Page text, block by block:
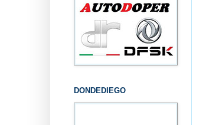
DONDEDIEGO